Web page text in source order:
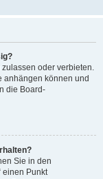
oder verbieten.
anhängen können und
die Board-
Sie in den
einen Punkt